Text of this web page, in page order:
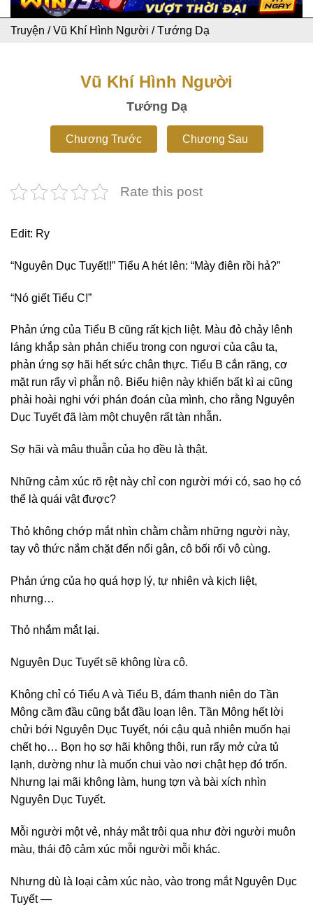
Truyện /Vũ Khí Hình Người /Tướng Dạ
Vũ Khí Hình Người
Tướng Dạ
Chương Trước Chương Sau
Rate this post
Edit: Ry
“Nguyên Dục Tuyết!!” Tiểu A hét lên: “Mày điên rồi hả?”
“Nó giết Tiểu C!”
Phản ứng của Tiểu B cũng rất kịch liệt. Màu đỏ chảy lênh
láng khắp sàn phản chiếu trong con ngươi của cậu ta,
phản ứng sợ hãi hết sức chân thực. Tiểu B cắn răng, cơ
mặt run rẩy vì phẫn nộ. Biểu hiện này khiến bất kì ai cũng
phải hoài nghi với phán đoán của mình, cho rằng Nguyên
Dục Tuyết đã làm một chuyện rất tàn nhẫn.
Sợ hãi và mâu thuẫn của họ đều là thật.
Những cảm xúc rõ rệt này chỉ con người mới có, sao họ có
thể là quái vật được?
Thỏ không chớp mắt nhìn chằm chằm những người này,
tay vô thức nắm chặt đến nổi gân, cô bối rối vô cùng.
Phản ứng của họ quá hợp lý, tự nhiên và kịch liệt,
nhưng…
Thỏ nhắm mắt lại.
Nguyên Dục Tuyết sẽ không lừa cô.
Không chỉ có Tiểu A và Tiểu B, đám thanh niên do Tần
Mông cầm đầu cũng bắt đầu loạn lên. Tần Mông hết lời
chửi bới Nguyên Dục Tuyết, nói cậu quả nhiên muốn hại
chết họ… Bọn họ sợ hãi không thôi, run rẩy mở cửa tủ
lạnh, dường như là muốn chui vào nơi chật hẹp đó trốn.
Nhưng lại mãi không làm, hung tợn và bài xích nhìn
Nguyên Dục Tuyết.
Mỗi người một vẻ, nháy mắt trôi qua như đời người muôn
màu, thái độ cảm xúc mỗi người mỗi khác.
Nhưng dù là loại cảm xúc nào, vào trong mắt Nguyên Dục
Tuyết —